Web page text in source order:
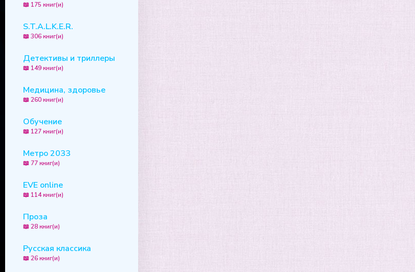
📖 175 книг(и)
S.T.A.L.K.E.R.
📖 306 книг(и)
Детективы и триллеры
📖 149 книг(и)
Медицина, здоровье
📖 260 книг(и)
Обучение
📖 127 книг(и)
Метро 2033
📖 77 книг(и)
EVE online
📖 114 книг(и)
Проза
📖 28 книг(и)
Русская классика
📖 26 книг(и)